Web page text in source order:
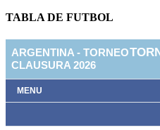
TABLA DE FUTBOL